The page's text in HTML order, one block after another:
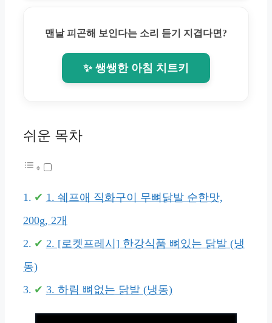
맨날 피곤해 보인다는 소리 듣기 지겹다면?
✨ 쌩쌩한 아침 치트키
쉬운 목차
1. 쉐프애 직화구이 무뼈닭발 순한맛,
200g, 2개
2. [로켓프레시] 한강식품 뼈있는 닭발 (냉
동)
3. 하림 뼈없는 닭발 (냉동)